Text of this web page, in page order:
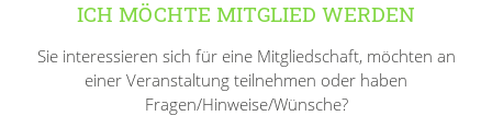
ICH MÖCHTE MITGLIED WERDEN
Sie interessieren sich für eine Mitgliedschaft, möchten an
einer Veranstaltung teilnehmen oder haben
Fragen/Hinweise/Wünsche?